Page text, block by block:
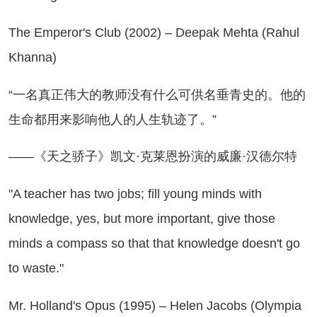
Emperor's Club (2002) – Deepak Mehta (Rahul
Khanna)
名真正伟大的教师没有什么可供名垂青史的。他的
生命都用来影响他人的人生轨迹了。”
天之骄子》凯文·克莱恩扮演的威廉·汉德尔特
has two jobs; fill young minds with
knowledge, yes, but more important, give those
minds a compass so that that knowledge doesn't go
to waste."
Holland's Opus (1995) – Helen Jacobs (Olympia